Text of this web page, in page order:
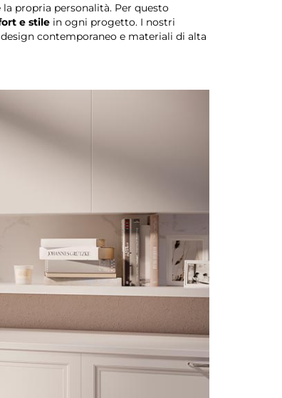
propria personalità. Per questo
e stile in ogni progetto. I nostri
contemporaneo e materiali di alta